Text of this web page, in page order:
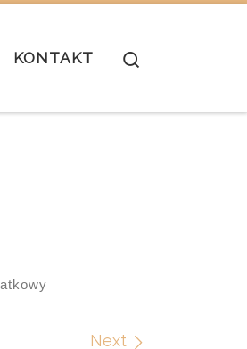
KONTAKT
Next